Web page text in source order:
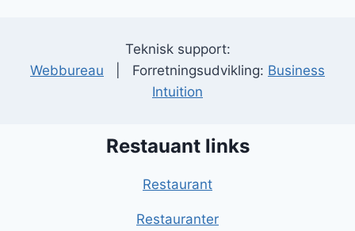
Teknisk support:
Webbureau | Forretningsudvikling: Business
Intuition
Restauant links
Restaurant
Restauranter